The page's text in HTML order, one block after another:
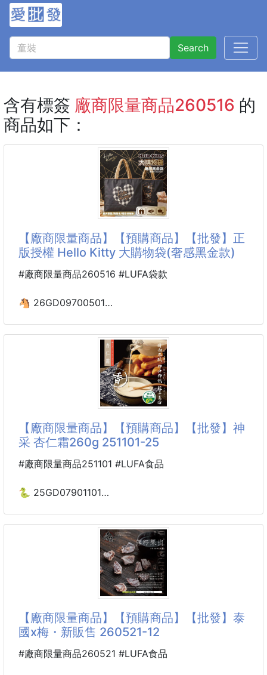
Search
含有標簽 廠商限量商品260516 的
商品如下：
【廠商限量商品】【預購商品】【批發】正
版授權 Hello Kitty 大購物袋(奢感黑金款)
#廠商限量商品260516 #LUFA袋款
🐴 26GD09700501
※廠商控價…零售價不可低於$139
誰說超大容量的購物袋只能是將就的消耗品？
三麗鷗正版授權，為您帶來截然不同的「奢華黑金」風
格！出門不用多想，隨手一拎，極致的質感讓你一出場
就是全場焦點。讓生活多一點輕鬆，把所有的繁雜都優
跳脫傳統的繽紛色彩，以質感的黑底搭配華麗金系圖
騰，加上精緻的「正反兩面印刷」設計，零死角展現低
調奢華的時尚品味。
【廠商限量商品】【預購商品】【批發】神
采 杏仁霜260g 251101-25
#廠商限量商品251101 #LUFA食品
🐍 25GD07901101
※廠商控價…零售價不可低於$99
✨香濃滑順，暖心一杯✨
🌸神采-杏仁霜260g💥經典台灣味・老靈魂的暖香甜
嚴選新鮮杏仁🌰細磨成粉，融合燕麥與奶香的黃金比
例，打造出綿密香氣與順口質地。
溫潤的杏仁香撲鼻而來，一口下去，幸福感滿溢舌尖
【廠商限量商品】【預購商品】【批發】泰
國x梅・新販售 260521-12
#廠商限量商品260521 #LUFA食品